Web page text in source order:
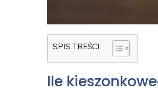
SPIS TREŚCI
Ile